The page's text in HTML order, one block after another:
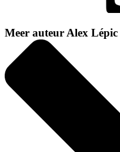
Meer auteur Alex Lépic